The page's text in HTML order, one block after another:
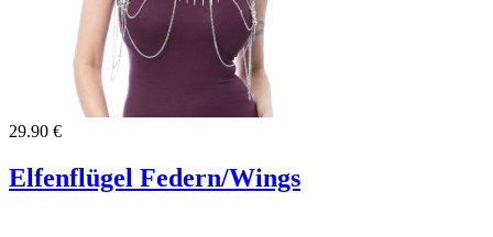
29.90 €
Elfenflügel Federn/Wings